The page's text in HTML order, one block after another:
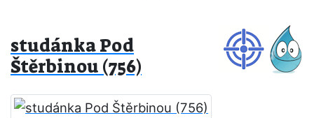
studánka Pod
Štěrbinou (756)